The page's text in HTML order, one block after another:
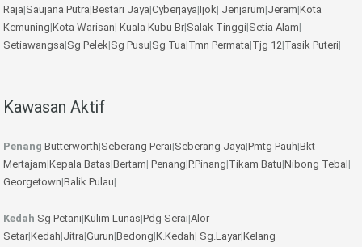
Raja|Saujana Putra|Bestari Jaya|Cyberjaya|Ijok| Jenjarum|Jeram|Kota
Kemuning|Kota Warisan| Kuala Kubu Br|Salak Tinggi|Setia Alam|
Setiawangsa|Sg Pelek|Sg Pusu|Sg Tua|Tmn Permata|Tjg 12|Tasik Puteri|
Kawasan Aktif
Penang Butterworth|Seberang Perai|Seberang Jaya|Pmtg Pauh|Bkt
Mertajam|Kepala Batas|Bertam| Penang|P.Pinang|Tikam Batu|Nibong Tebal |
Georgetown|Balik Pulau|
Kedah Sg Petani|Kulim Lunas|Pdg Serai|Alor
Setar|Kedah|Jitra|Gurun|Bedong|K.Kedah| Sg.Layar|Kelang